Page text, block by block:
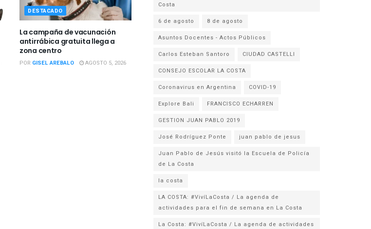
DESTACADO
La campaña de vacunación
antirrábica gratuita llega a
zona centro
POR GISEL AREBALO AGOSTO 5, 2026
Costa
6 de agosto
8 de agosto
Asuntos Docentes - Actos Públicos
Carlos Esteban Santoro
CIUDAD CASTELLI
CONSEJO ESCOLAR LA COSTA
Coronavirus en Argentina
COVID-19
Explore Bali
FRANCISCO ECHARREN
GESTION JUAN PABLO 2019
José Rodríguez Ponte
juan pablo de jesus
Juan Pablo de Jesús visitó la Escuela de Policía
la costa
LA COSTA: #VivíLaCosta / La agenda de
actividades para el fin de semana en La Costa
La Costa: #VivíLaCosta / La agenda de actividades